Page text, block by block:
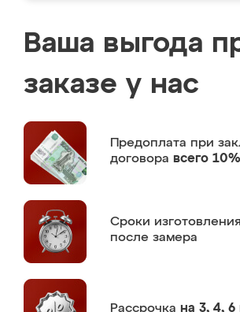
Ваша выгода
заказе у нас
Предоплата при
договора всего 10%
Сроки изготовления
после замера
Рассрочка на 3, 4, 6